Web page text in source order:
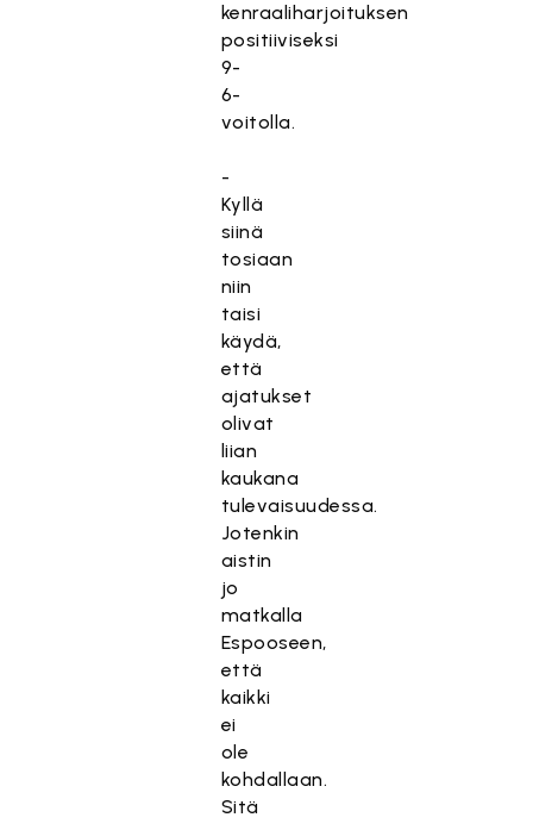
kenraaliharjoituksen
positiiviseksi
9-
6-
voitolla.
-
Kyllä
siinä
tosiaan
niin
taisi
käydä,
että
ajatukset
olivat
liian
kaukana
tulevaisuudessa.
Jotenkin
aistin
jo
matkalla
Espooseen,
että
kaikki
ei
ole
kohdallaan.
Sitä